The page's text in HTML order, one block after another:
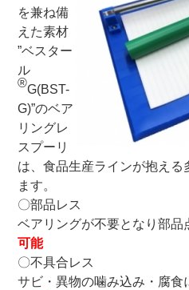
を兼ね備
えた素材
”ベスター
ル
®G(BST-
G)”のベア
リングレ
スプーリ
は、食品生産ラインが抱える
ます。
〇部品レス
ベアリングが不要となり部
可能
〇不具合レス
サビ・異物の噛み込み・腐食